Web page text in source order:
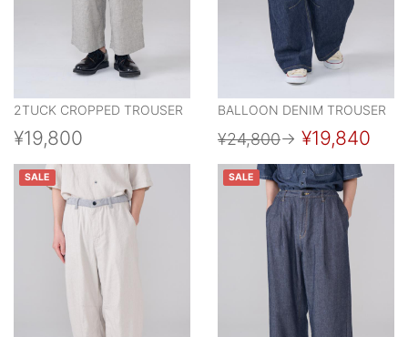
2TUCK CROPPED TROUSER
¥19,800
BALLOON DENIM TROUSER
¥24,800→ ¥19,840
SALE SALE